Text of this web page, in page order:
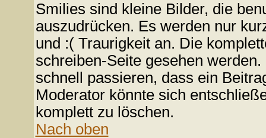
Smilies sind kleine Bilder, die
auszudrücken. Es werden nur
und :( Traurigkeit an. Die
schreiben-Seite gesehen
schnell passieren, dass ein
Moderator könnte sich
komplett zu löschen.
Nach oben